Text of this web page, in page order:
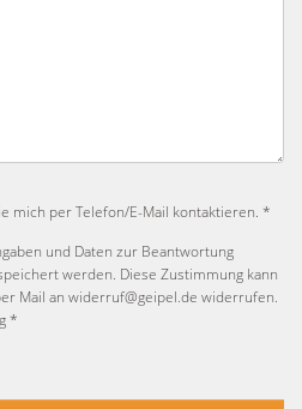
mich per Telefon/E-Mail kontaktieren. *
und Daten zur Beantwortung
werden. Diese Zustimmung kann
Mail an widerruf@geipel.de widerrufen.
*